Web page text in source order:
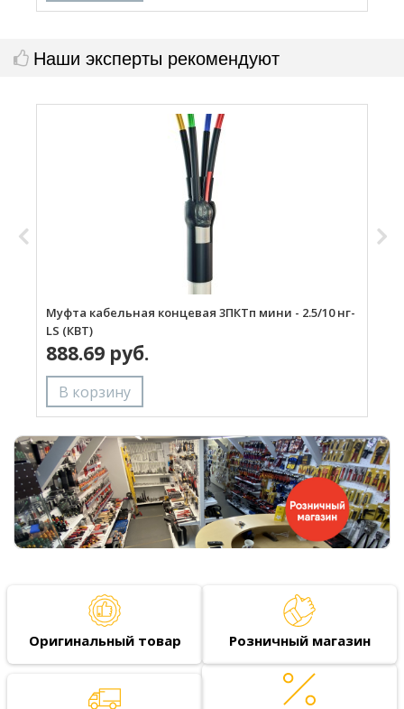
Наши эксперты рекомендуют
Муфта кабельная концевая 3ПКТп мини - 2.5/10 нг-
LS (КВТ)
888.69 руб.
Оригинальный товар Розничный магазин